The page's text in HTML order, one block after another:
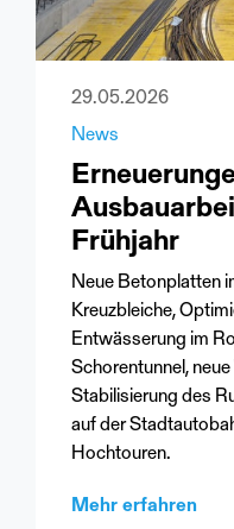
29.05.2026
News
Frühjahr
Neue Betonplatten
Kreuzbleiche,
Entwässerung im
Schorentunnel,
Stabilisierung des
auf der
Hochtouren.
Mehr erfahren